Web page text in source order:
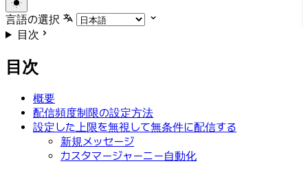
言語の選択
目次
目次
概要
配信頻度制限の設定方法
設定した上限を無視して無条件に配信する
新規メッセージ
カスタマージャーニー自動化